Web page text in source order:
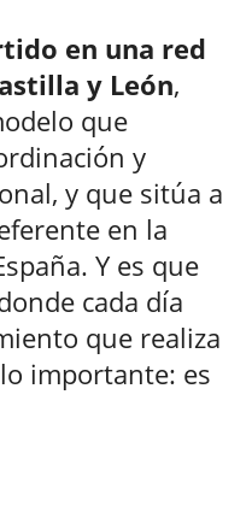
en una red
y León,
que
y
y que sitúa a
en la
Y es que
cada día
que realiza
importante: es